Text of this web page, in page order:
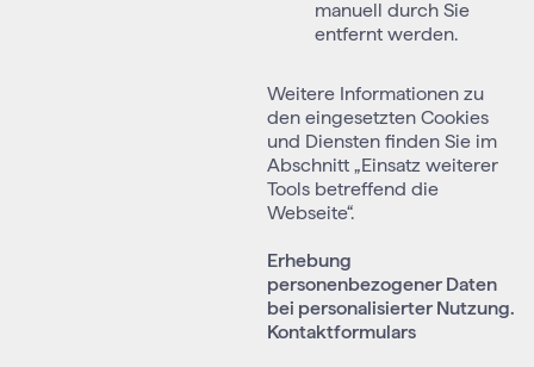
manuell durch Sie
entfernt werden.
Weitere Informationen zu
den eingesetzten Cookies
und Diensten finden Sie im
Abschnitt „Einsatz weiterer
Tools betreffend die
Webseite“.
Erhebung
personenbezogener Daten
bei personalisierter Nutzung.
Kontaktformulars